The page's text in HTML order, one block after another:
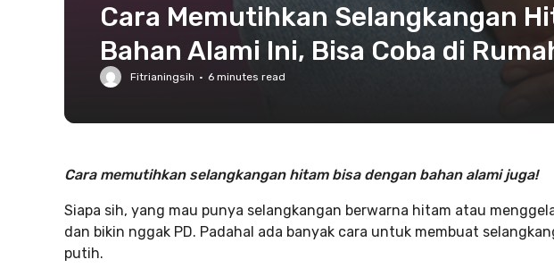
Cara Memutihkan Selangkangan
Bahan Alami Ini, Bisa Coba di
Fitrianingsih · 6 minutes read
Cara memutihkan selangkangan hitam bisa dengan bahan alami juga!
Siapa sih, yang mau punya selangkangan berwarna hitam atau
dan bikin nggak PD. Padahal ada banyak cara untuk membuat
putih.